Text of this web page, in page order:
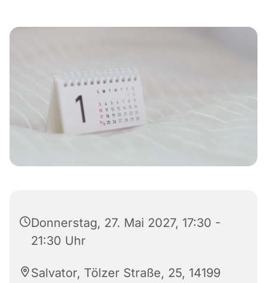
Donnerstag, 27. Mai 2027, 17:30 -
21:30 Uhr
Salvator, Tölzer Straße, 25, 14199